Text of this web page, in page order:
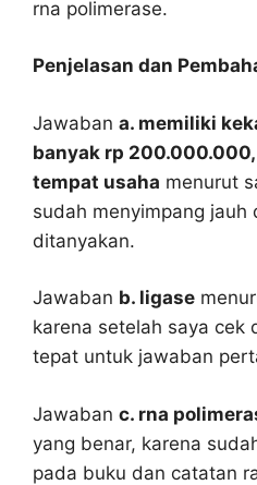
rna polimerase.
Penjelasan dan
Jawaban a. memiliki
banyak rp
tempat usaha menurut
sudah menyimpang jauh
ditanyakan.
Jawaban b. ligase
karena setelah saya cek
tepat untuk jawaban
Jawaban c. rna
yang benar, karena
pada buku dan catatan